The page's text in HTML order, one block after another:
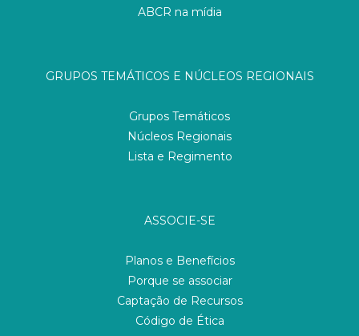
ABCR na mídia
GRUPOS TEMÁTICOS E NÚCLEOS REGIONAIS
Grupos Temáticos
Núcleos Regionais
Lista e Regimento
ASSOCIE-SE
Planos e Benefícios
Porque se associar
Captação de Recursos
Código de Ética